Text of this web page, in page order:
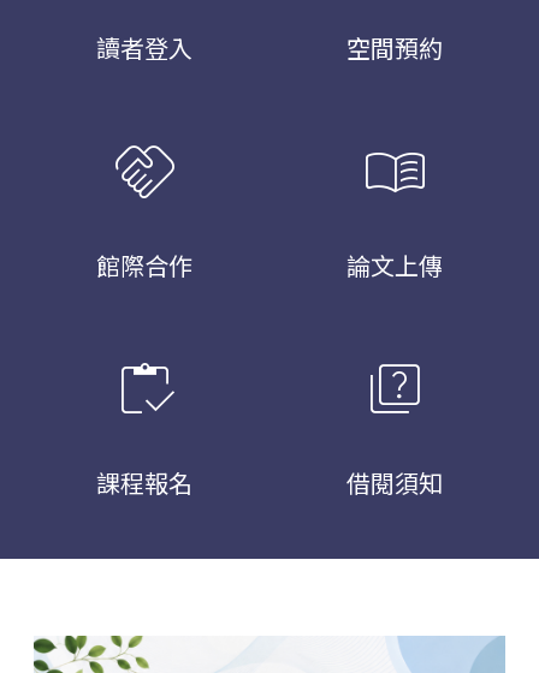
讀者登入 空間預約
handshake
館際合作
menu_book
論文上傳
inventory
課程報名
quiz
借閱須知